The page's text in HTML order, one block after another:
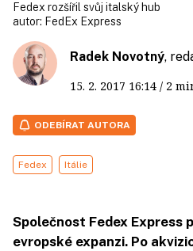
Fedex rozšířil svůj italský hub
autor: FedEx Express
Radek Novotný,
15. 2. 2017 16:14 / 2
ODEBÍRAT AUTORA
Fedex Itálie
Společnost Fedex Express
evropské expanzi. Po